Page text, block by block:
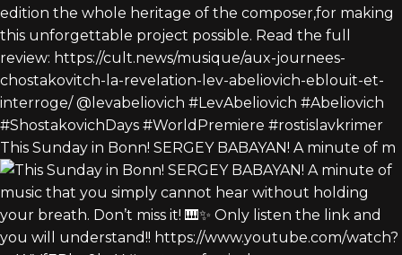
This Sunday in Bonn! SERGEY BABAYAN! A minute of m